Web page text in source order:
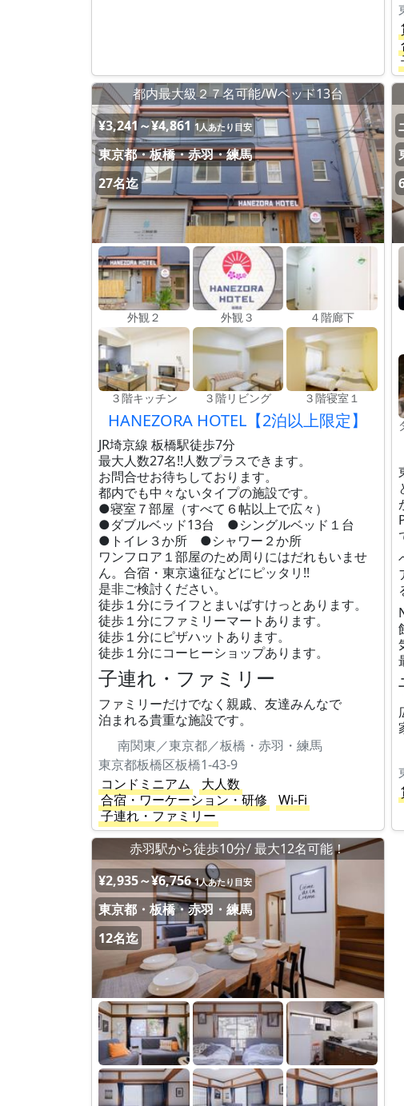
都内最大級２７名可能/Wベッド13台
¥3,241～¥4,861 1人あたり目安
東京都・板橋・赤羽・練馬
27名迄
外観２ 外観３ ４階廊下
３階キッチン ３階リビング ３階寝室１
HANEZORA HOTEL【2泊以上限定】
JR埼京線 板橋駅徒歩7分
最大人数27名!!人数プラスできます。
お問合せお待ちしております。
都内でも中々ないタイプの施設です。
●寝室７部屋（すべて６帖以上で広々）
●ダブルベッド13台 ●シングルベッド１台
●トイレ３か所 ●シャワー２か所
ワンフロア１部屋のため周りにはだれもいませ
ん。合宿・東京遠征などにピッタリ!!
是非ご検討ください。
徒歩１分にライフとまいばすけっとあります。
徒歩１分にファミリーマートあります。
徒歩１分にピザハットあります。
徒歩１分にコーヒーショップあります。
子連れ・ファミリー
ファミリーだけでなく親戚、友達みんなで
泊まれる貴重な施設です。
南関東／東京都／板橋・赤羽・練馬
東京都板橋区板橋1-43-9
コンドミニアム
大人数
合宿・ワーケーション・研修
Wi-Fi
子連れ・ファミリー
赤羽駅から徒歩10分/ 最大12名可能！
¥2,935～¥6,756 1人あたり目安
東京都・板橋・赤羽・練馬
12名迄